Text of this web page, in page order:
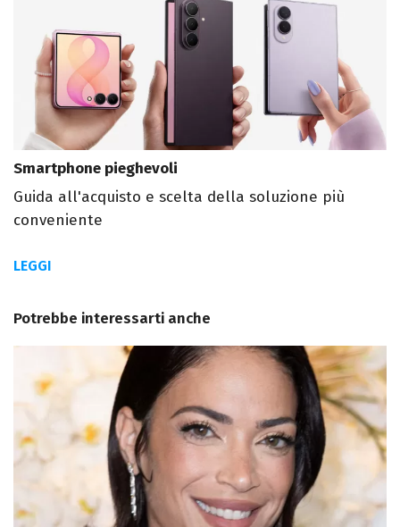
Smartphone pieghevoli
Guida all'acquisto e scelta della soluzione più
conveniente
LEGGI
Potrebbe interessarti anche